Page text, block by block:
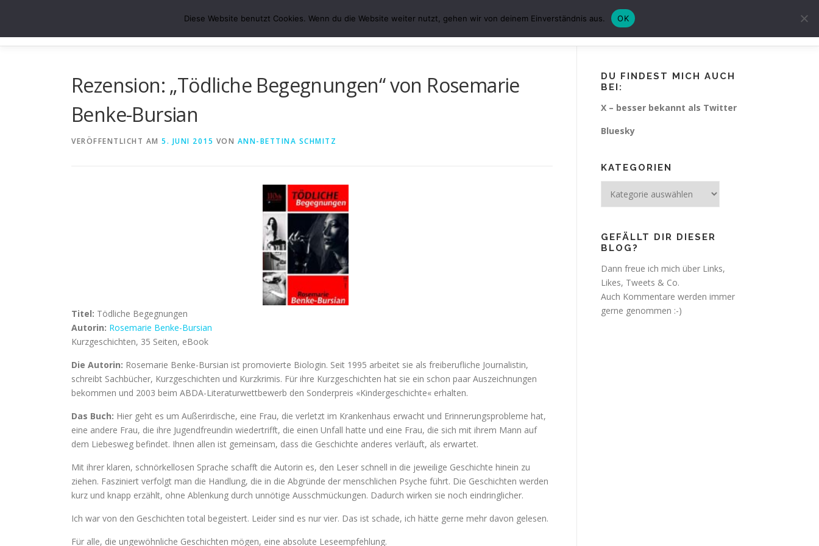
springen
ABS-LESE-ECKE ÜBER MICH VERÖFFENTLICHUNGEN DATENSCHUTZ IMPRESSUM
Rezension: „Tödliche Begegnungen“ von Rosemarie
Benke-Bursian
VERÖFFENTLICHT AM 5. JUNI 2015 VON ANN-BETTINA SCHMITZ
Titel: Tödliche Begegnungen
Autorin: Rosemarie Benke-Bursian
Kurzgeschichten, 35 Seiten, eBook
Die Autorin: Rosemarie Benke-Bursian ist promovierte Biologin. Seit 1995 arbeitet sie als freiberufliche Journalistin,
schreibt Sachbücher, Kurzgeschichten und Kurzkrimis. Für ihre Kurzgeschichten hat sie ein schon paar Auszeichnungen
bekommen und 2003 beim ABDA-Literaturwettbewerb den Sonderpreis «Kindergeschichte« erhalten.
Das Buch: Hier geht es um Außerirdische, eine Frau, die verletzt im Krankenhaus erwacht und Erinnerungsprobleme hat,
eine andere Frau, die ihre Jugendfreundin wiedertrifft, die einen Unfall hatte und eine Frau, die sich mit ihrem Mann auf
dem Liebesweg befindet. Ihnen allen ist gemeinsam, dass die Geschichte anderes verläuft, als erwartet.
Mit ihrer klaren, schnörkellosen Sprache schafft die Autorin es, den Leser schnell in die jeweilige Geschichte hinein zu
ziehen. Fasziniert verfolgt man die Handlung, die in die Abgründe der menschlichen Psyche führt. Die Geschichten werden
kurz und knapp erzählt, ohne Ablenkung durch unnötige Ausschmückungen. Dadurch wirken sie noch eindringlicher.
Ich war von den Geschichten total begeistert. Leider sind es nur vier. Das ist schade, ich hätte gerne mehr davon gelesen.
Für alle, die ungewöhnliche Geschichten mögen, eine absolute Leseempfehlung.
DU FINDEST MICH AUCH
BEI:
X – besser bekannt als Twitter
Bluesky
KATEGORIEN
GEFÄLLT DIR DIESER
BLOG?
Dann freue ich mich über Links,
Likes, Tweets & Co.
Auch Kommentare werden immer
gerne genommen :-)
Diese Website benutzt Cookies. Wenn du die Website weiter nutzt, gehen wir von deinem Einverständnis aus. OK